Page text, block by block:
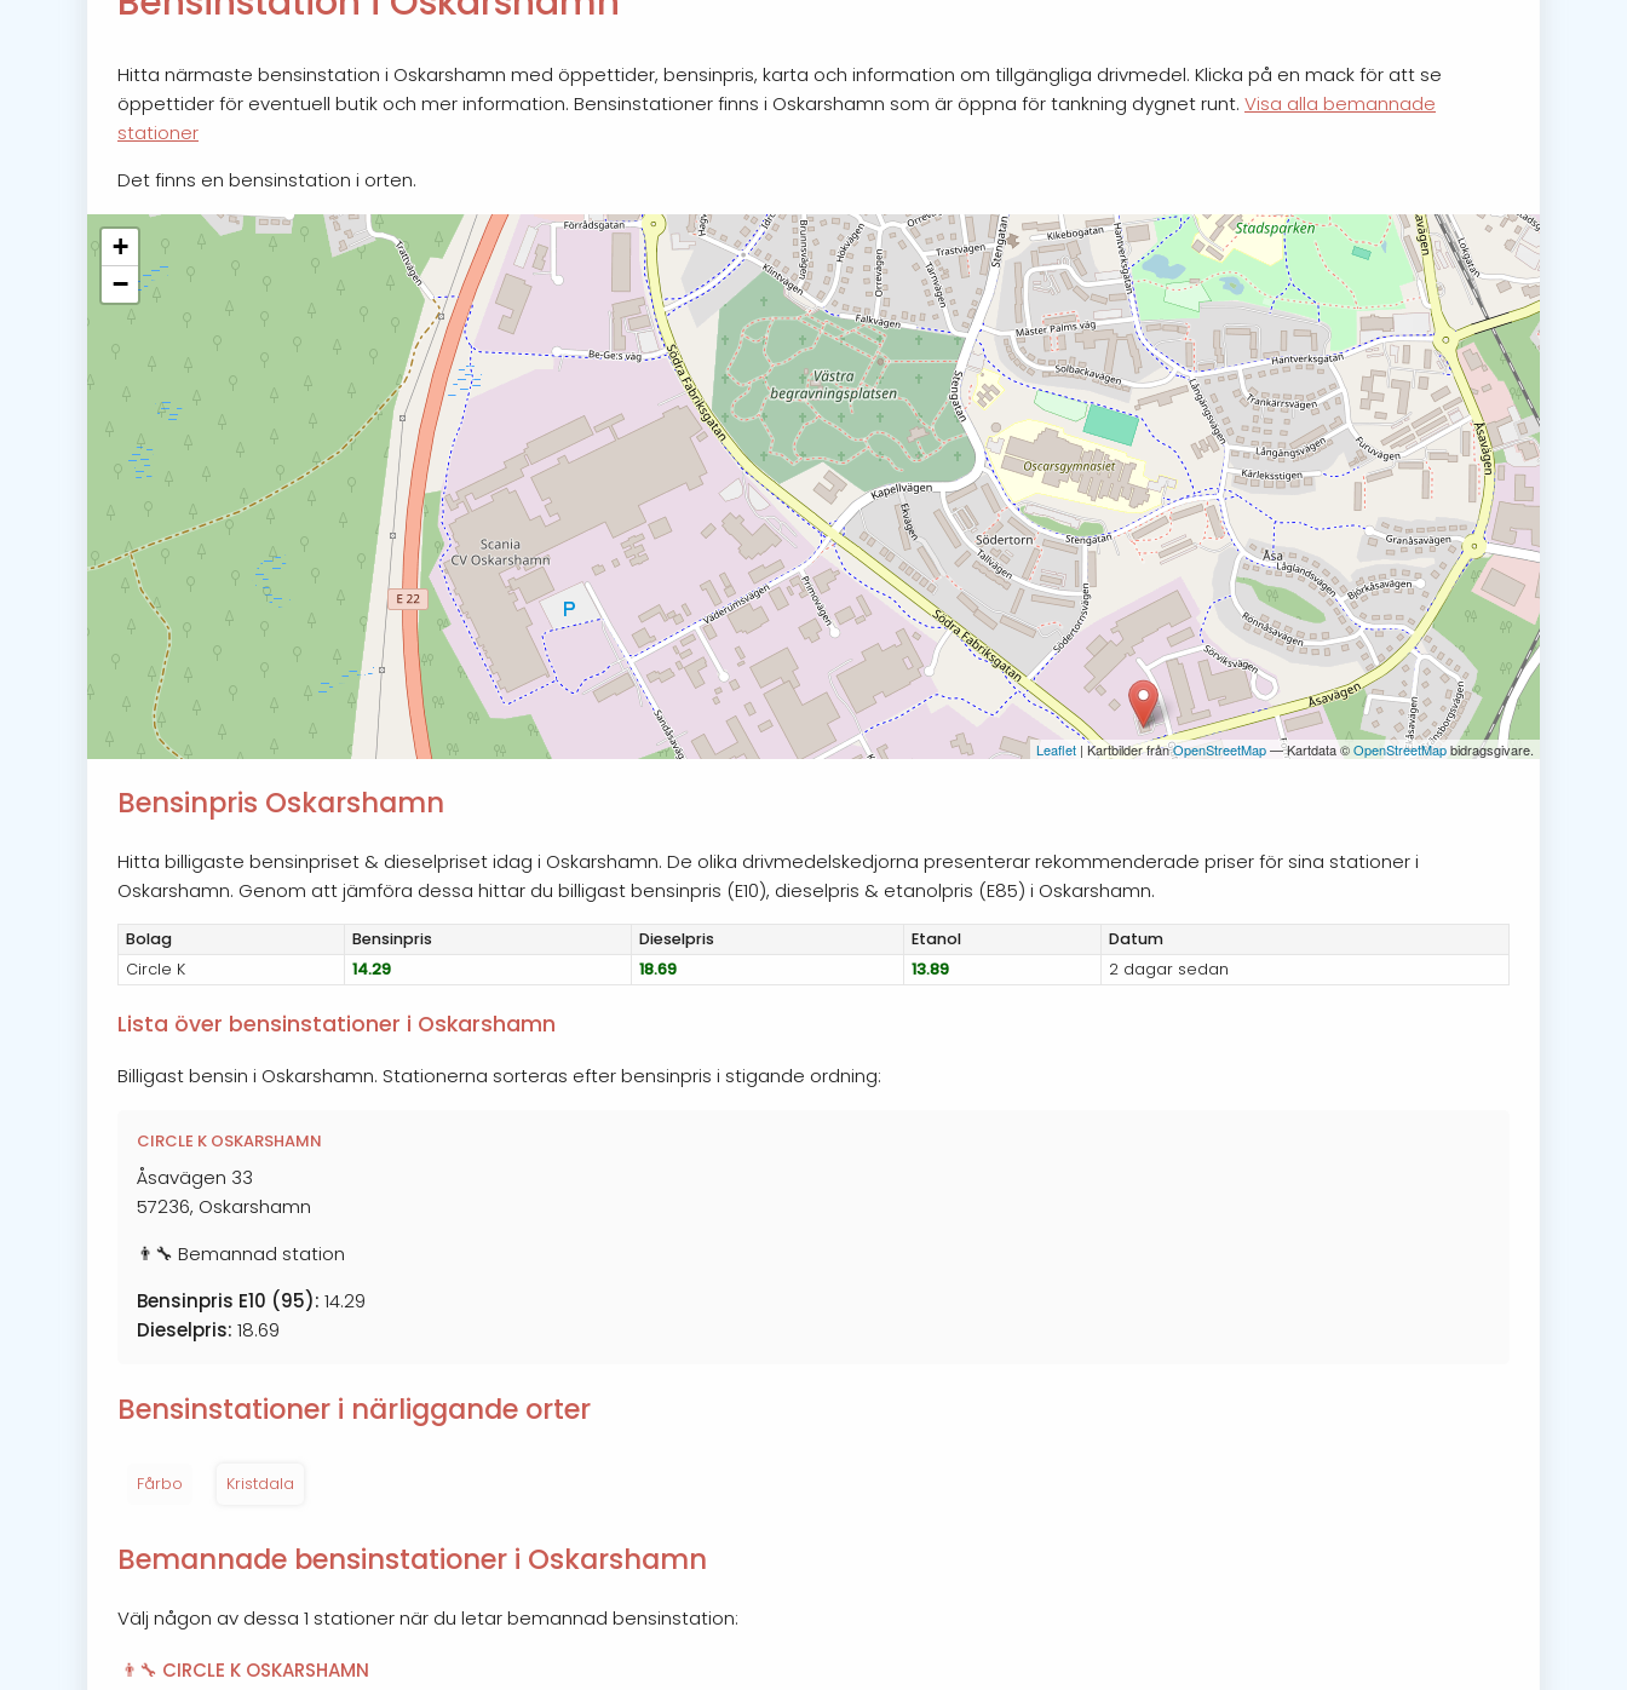
Hitta närmaste bensinstation i Oskarshamn med öppettider, bensinpris, karta och information om tillgängliga drivmedel. Klicka på en mack för att se
öppettider för eventuell butik och mer information. Bensinstationer finns i Oskarshamn som är öppna för tankning dygnet runt. Visa alla bemannade
stationer
Det finns en bensinstation i orten.
+
−
Leaflet | Kartbilder frånOpenStreetMap— Kartdata ©OpenStreetMapbidragsgivare.
Bensinpris Oskarshamn
Hitta billigaste bensinpriset & dieselpriset idag i Oskarshamn. De olika drivmedelskedjorna presenterar rekommenderade priser för sina stationer i
Oskarshamn. Genom att jämföra dessa hittar du billigast bensinpris (E10), dieselpris & etanolpris (E85) i Oskarshamn.
Bolag Bensinpris Dieselpris Etanol
Datum
Circle K
14.29 18.69 13.89 2 dagar sedan
Lista över bensinstationer i Oskarshamn
Billigast bensin i Oskarshamn. Stationerna sorteras efter bensinpris i stigande ordning:
CIRCLE K OSKARSHAMN
Åsavägen 33
57236, Oskarshamn
👨‍🔧 Bemannad station
Bensinpris E10 (95): 14.29
Dieselpris: 18.69
Bensinstationer i närliggande orter
Fårbo Kristdala
Bemannade bensinstationer i Oskarshamn
Välj någon av dessa 1 stationer när du letar bemannad bensinstation:
👨‍🔧 CIRCLE K OSKARSHAMN